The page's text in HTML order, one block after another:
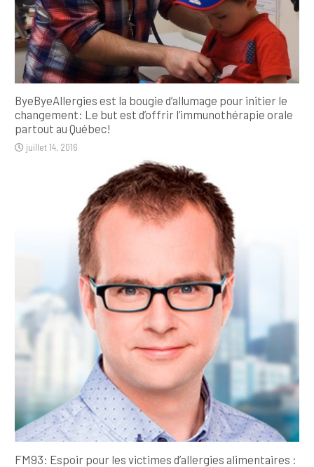
ByeByeAllergies est la bougie d’allumage pour initier le
changement: Le but est d’offrir l’immunothérapie orale
partout au Québec!
juillet 14, 2016
FM93: Espoir pour les victimes d’allergies alimentaires :